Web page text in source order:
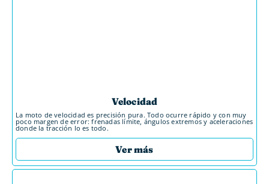
Velocidad
La moto de velocidad es precisión pura. Todo ocurre rápido y con muy
poco margen de error: frenadas límite, ángulos extremos y aceleraciones
donde la tracción lo es todo.
Ver más